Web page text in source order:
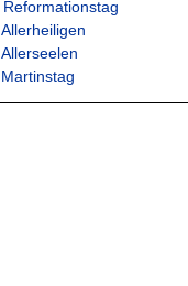
Reformationstag
Allerheiligen
Allerseelen
Martinstag